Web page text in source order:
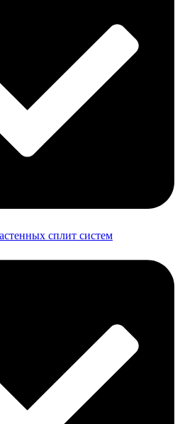
сплит систем